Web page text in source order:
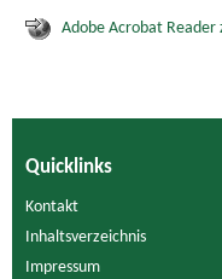
Adobe Acrobat Reader
Quicklinks
Kontakt
Inhaltsverzeichnis
Impressum